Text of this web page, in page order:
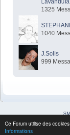
Ce Forum utilise des
Informations
1325
1040
J.Solis
999